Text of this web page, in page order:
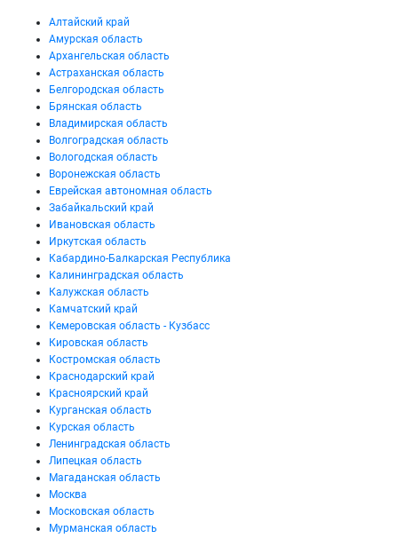
Алтайский край
Амурская область
Архангельская область
Астраханская область
Белгородская область
Брянская область
Владимирская область
Волгоградская область
Вологодская область
Воронежская область
Еврейская автономная область
Забайкальский край
Ивановская область
Иркутская область
Кабардино-Балкарская Республика
Калининградская область
Калужская область
Камчатский край
Кемеровская область - Кузбасс
Кировская область
Костромская область
Краснодарский край
Красноярский край
Курганская область
Курская область
Ленинградская область
Липецкая область
Магаданская область
Москва
Московская область
Мурманская область